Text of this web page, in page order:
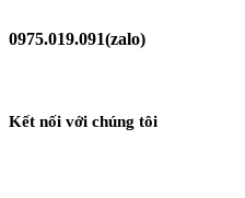
0975.019.091(zalo)
Kết nối với chúng tôi